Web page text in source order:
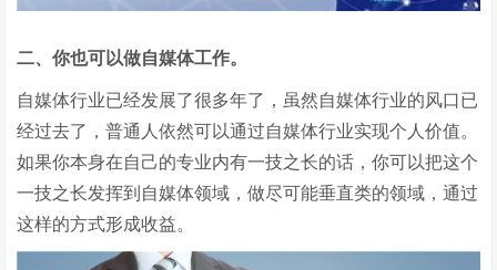
二、你也可以做自媒体工作。
自媒体行业已经发展了很多年了，虽然自媒体行业的风口已
经过去了，普通人依然可以通过自媒体行业实现个人价值。
如果你本身在自己的专业内有一技之长的话，你可以把这个
一技之长发挥到自媒体领域，做尽可能垂直类的领域，通过
这样的方式形成收益。